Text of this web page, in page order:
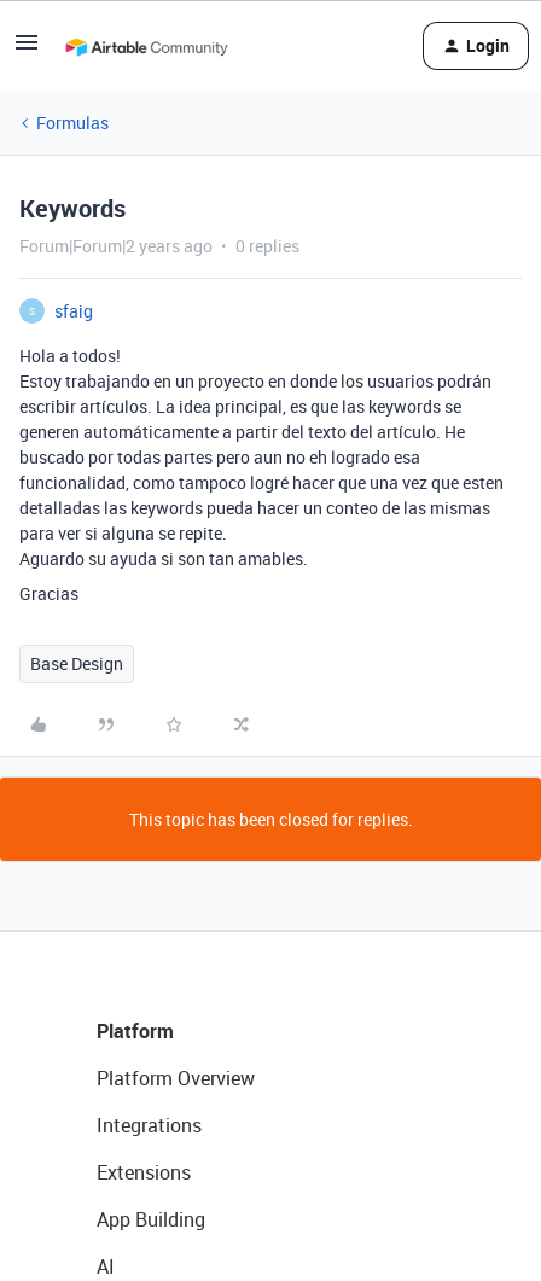
Login
Formulas
Keywords
Forum|Forum|2 years ago 0 replies
S
sfaig
Hola a todos!
Estoy trabajando en un proyecto en donde los usuarios podrán
escribir artículos. La idea principal, es que las keywords se
generen automáticamente a partir del texto del artículo. He
buscado por todas partes pero aun no eh logrado esa
funcionalidad, como tampoco logré hacer que una vez que esten
detalladas las keywords pueda hacer un conteo de las mismas
para ver si alguna se repite.
Aguardo su ayuda si son tan amables.
Gracias
Base Design
This topic has been closed for replies.
Platform
Platform Overview
Integrations
Extensions
App Building
AI